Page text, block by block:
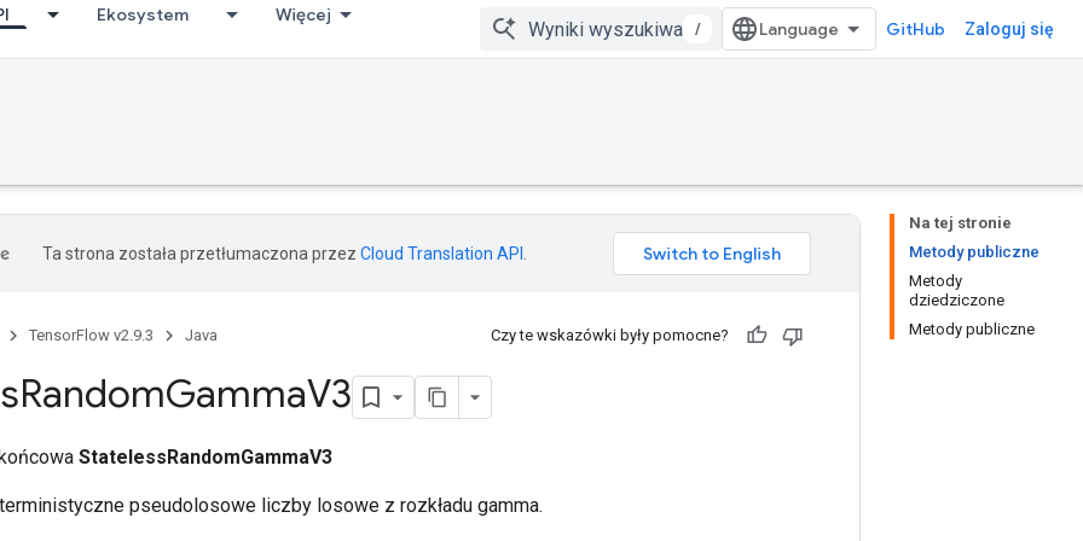
Ekosystem Więcej
/ GitHub Zaloguj się
Na tej stronie
Metody publiczne
Metody
dziedziczone
Metody publiczne
Ta strona została przetłumaczona przez Cloud Translation API
TensorFlow v2.9.3 Java Czy te wskazówki były pomocne?
RandomGammaV3
StatelessRandomGammaV3
pseudolosowe liczby losowe z rozkładu gamma.